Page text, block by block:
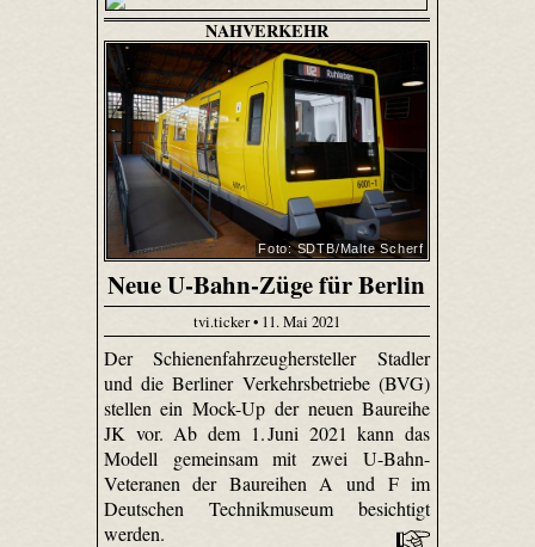
NAHVERKEHR
Foto: SDTB/Malte Scherf
Neue U-Bahn-Züge für Berlin
tvi.ticker • 11. Mai 2021
Der Schienenfahrzeughersteller Stadler
und die Berliner Verkehrsbetriebe (BVG)
stellen ein Mock-Up der neuen Baureihe
JK vor. Ab dem 1. Juni 2021 kann das
Modell gemeinsam mit zwei U-Bahn-
Veteranen der Baureihen A und F im
Deutschen Technikmuseum besichtigt
werden.